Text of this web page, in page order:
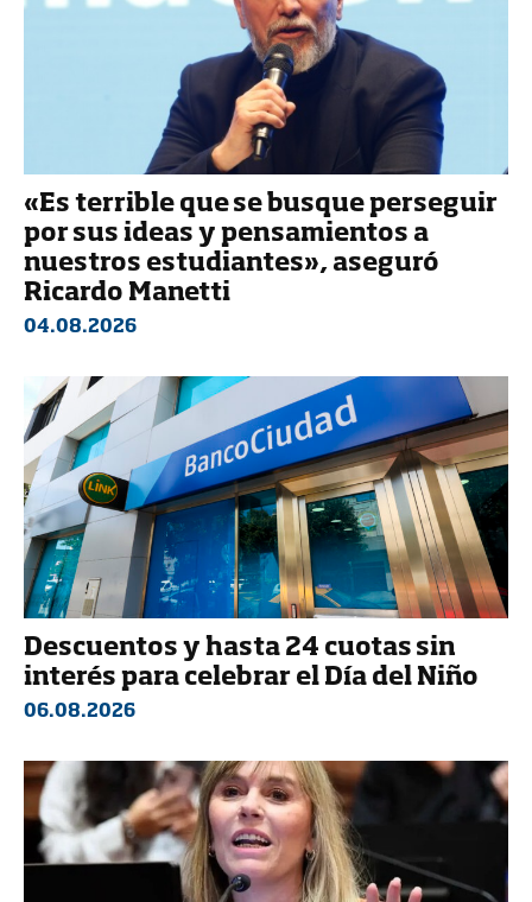
«Es terrible que se busque perseguir
por sus ideas y pensamientos a
nuestros estudiantes», aseguró
Ricardo Manetti
04.08.2026
Descuentos y hasta 24 cuotas sin
interés para celebrar el Día del Niño
06.08.2026